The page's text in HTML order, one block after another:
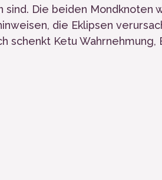
Die beiden Mondknoten
die Eklipsen
schenkt Ketu Wahrnehmung,